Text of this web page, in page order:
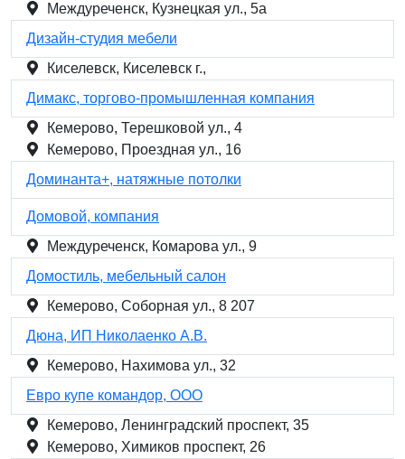
Междуреченск, Кузнецкая ул., 5а
Дизайн-студия мебели
Киселевск, Киселевск г.,
Димакс, торгово-промышленная компания
Кемерово, Терешковой ул., 4
Кемерово, Проездная ул., 16
Доминанта+, натяжные потолки
Домовой, компания
Междуреченск, Комарова ул., 9
Домостиль, мебельный салон
Кемерово, Соборная ул., 8 207
Дюна, ИП Николаенко А.В.
Кемерово, Нахимова ул., 32
Евро купе командор, ООО
Кемерово, Ленинградский проспект, 35
Кемерово, Химиков проспект, 26